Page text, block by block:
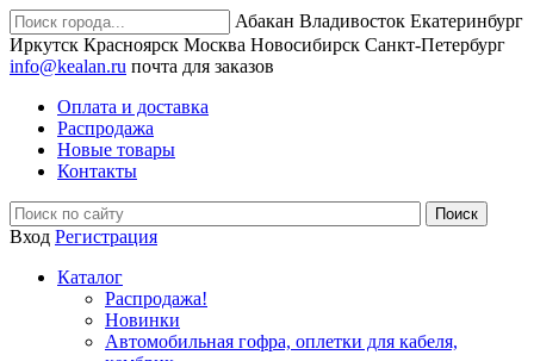
Абакан Владивосток Екатеринбург
Иркутск Красноярск Москва Новосибирск Санкт-Петербург
info@kealan.ru почта для заказов
Оплата и доставка
Распродажа
Новые товары
Контакты
Вход Регистрация
Каталог
Распродажа!
Новинки
Автомобильная гофра, оплетки для кабеля,